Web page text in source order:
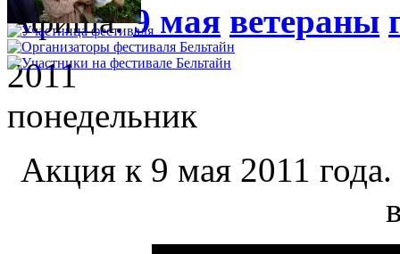
Афиша:9 мая ветераны
2011
понедельник
Акция к 9 мая 2011